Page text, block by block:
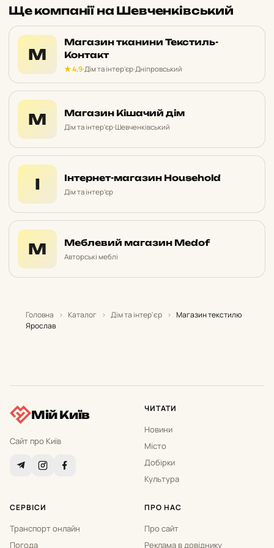
Ще компанії на Шевченківський
М
Магазин тканини Текстиль-
Контакт
★ 4,9·Дім та інтер'єр·Дніпровський
М Магазин Кішачий дім
Дім та інтер'єр·Шевченківський
І Інтернет-магазин Household
Дім та інтер'єр
М Меблевий магазин Medof
Авторські меблі
Головна › Каталог › Дім та інтер'єр › Магазин текстилю
Ярослав
Мій Київ
Сайт про Київ
ЧИТАТИ
Новини
Місто
Добірки
Культура
СЕРВІСИ
Транспорт онлайн
Погода
ПРО НАС
Про сайт
Реклама в довіднику